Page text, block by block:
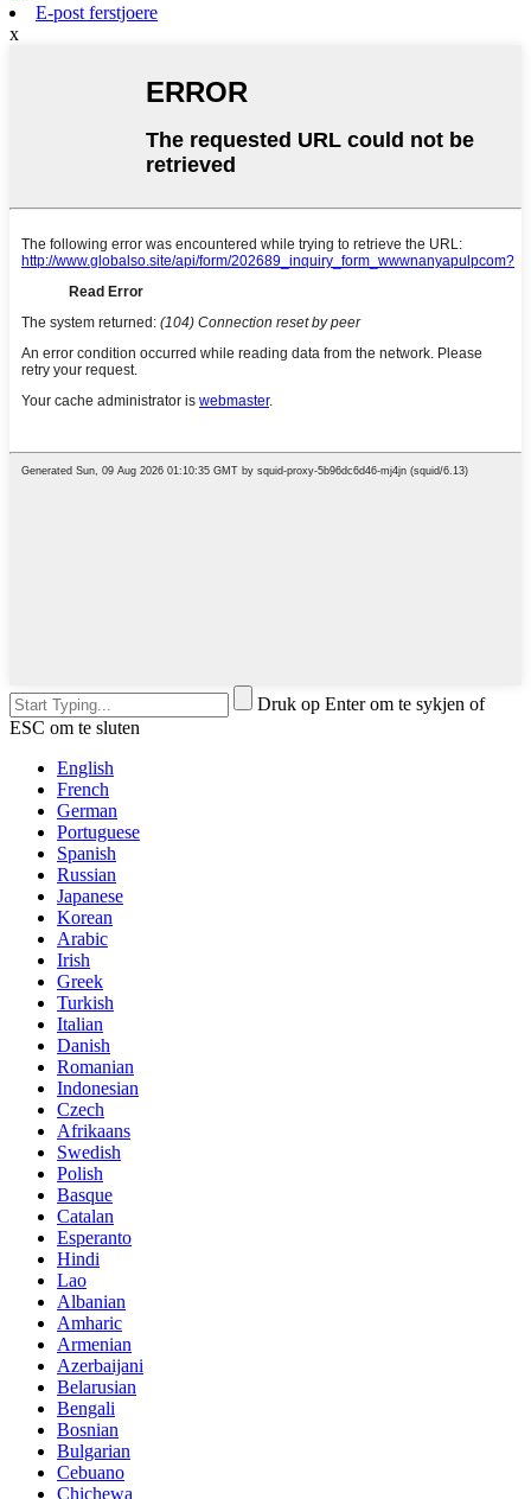
E-post ferstjoere
x
Druk op Enter om te sykjen of
ESC om te sluten
English
French
German
Portuguese
Spanish
Russian
Japanese
Korean
Arabic
Irish
Greek
Turkish
Italian
Danish
Romanian
Indonesian
Czech
Afrikaans
Swedish
Polish
Basque
Catalan
Esperanto
Hindi
Lao
Albanian
Amharic
Armenian
Azerbaijani
Belarusian
Bengali
Bosnian
Bulgarian
Cebuano
Chichewa